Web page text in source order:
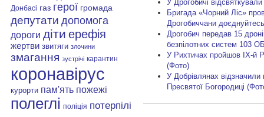
Донбасі газ герої громада
депутати допомога
дороги діти ерефія
жертви звитяги злочини
змагання зустрічі карантин
коронавірус
курорти пам'ять пожежі
полеглі поліція потерпілі
У Дрогобичі
Бригада «Чорний Ліс»
Дрогобиччани доєднуйтесь
Дрогобич передав 15
безпілотних систем 103
У Рихтичах пройшов ІХ-й
(Фото)
У Добрівлянах
Пресвятої Богородиці